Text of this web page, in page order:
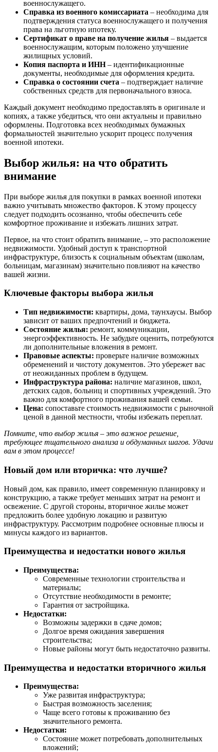
военнослужащего.
Справка из военного комиссариата – необходима для
подтверждения статуса военнослужащего и получения
права на льготную ипотеку.
Сертификат о праве на получение жилья – выдается
военнослужащим, которым положено улучшение
жилищных условий.
Копия паспорта и ИНН– идентификационные
документы, необходимые для оформления кредита.
Справка о состоянии счета – подтверждает наличие
собственных средств для первоначального взноса.
Каждый документ необходимо предоставлять в оригинале и
копиях, а также убедиться, что они актуальны и правильно
оформлены. Подготовка всех необходимых бумажных
формальностей значительно ускорит процесс получения
военной ипотеки.
Выбор жилья: на что обратить
внимание
При выборе жилья для покупки в рамках военной ипотеки
важно учитывать множество факторов. К этому процессу
следует подходить осознанно, чтобы обеспечить себе
комфортное проживание и избежать лишних затрат.
Первое, на что стоит обратить внимание, – это расположение
недвижимости. Удобный доступ к транспортной
инфраструктуре, близость к социальным объектам (школам,
больницам, магазинам) значительно повлияют на качество
вашей жизни.
Ключевые факторы выбора жилья
Тип недвижимости: квартиры, дома, таунхаусы. Выбор
зависит от ваших предпочтений и бюджета.
Состояние жилья: ремонт, коммуникации,
энергоэффективность. Не забудьте оценить, потребуются
ли дополнительные вложения в ремонт.
Правовые аспекты: проверьте наличие возможных
обременений и чистоту документов. Это убережет вас
от неожиданных проблем в будущем.
Инфраструктура района: наличие магазинов, школ,
детских садов, больниц и спортивных учреждений. Это
важно для комфортного проживания вашей семьи.
Цена: сопоставьте стоимость недвижимости с рыночной
ценой в данной местности, чтобы избежать переплат.
Помните, что выбор жилья – это важное решение,
требующее тщательного анализа и обдуманных шагов. Удачи
вам в этом процессе!
Новый дом или вторичка: что лучше?
Новый дом, как правило, имеет современную планировку и
конструкцию, а также требует меньших затрат на ремонт и
освежение. С другой стороны, вторичное жилье может
предложить более удобную локацию и развитую
инфраструктуру. Рассмотрим подробнее основные плюсы и
минусы каждого из вариантов.
Преимущества и недостатки нового жилья
Преимущества:
Современные технологии строительства и
материалы;
Отсутствие необходимости в ремонте;
Гарантия от застройщика.
Недостатки:
Возможны задержки в сдаче домов;
Долгое время ожидания завершения
строительства;
Новые районы могут быть недостаточно развиты.
Преимущества и недостатки вторичного жилья
Преимущества:
Уже развитая инфраструктура;
Быстрая возможность заселения;
Чаще всего готовы к проживанию без
значительного ремонта.
Недостатки:
Состояние может потребовать дополнительных
вложений;